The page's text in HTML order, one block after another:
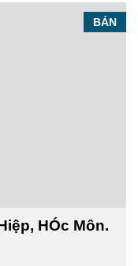
BÁN
HÓc Môn.